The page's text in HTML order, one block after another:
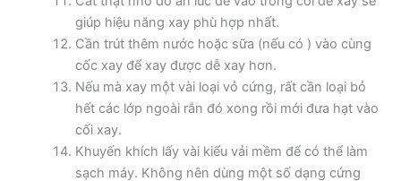
giúp hiệu năng xay phù hợp nhất.
Cần trút thêm nước hoặc sữa (nếu có ) vào cùng
cốc xay để xay được dễ xay hơn.
Nếu mà xay một vài loại vỏ cứng, rất cần loại bỏ
hết các lớp ngoài rắn đó xong rồi mới đưa hạt vào
cối xay.
Khuyến khích lấy vài kiểu vải mềm để có thể làm
sạch máy. Không nên dùng một số dạng cứng